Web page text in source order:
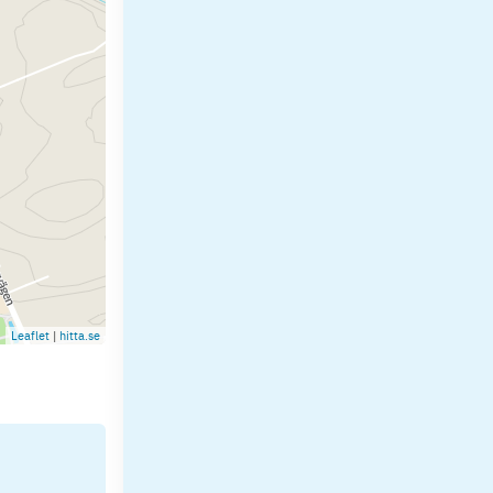
Leaflet | hitta.se